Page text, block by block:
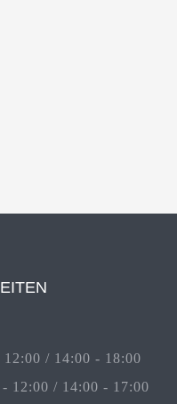
/ 14:00 - 18:00
12:00 / 14:00 - 17:00